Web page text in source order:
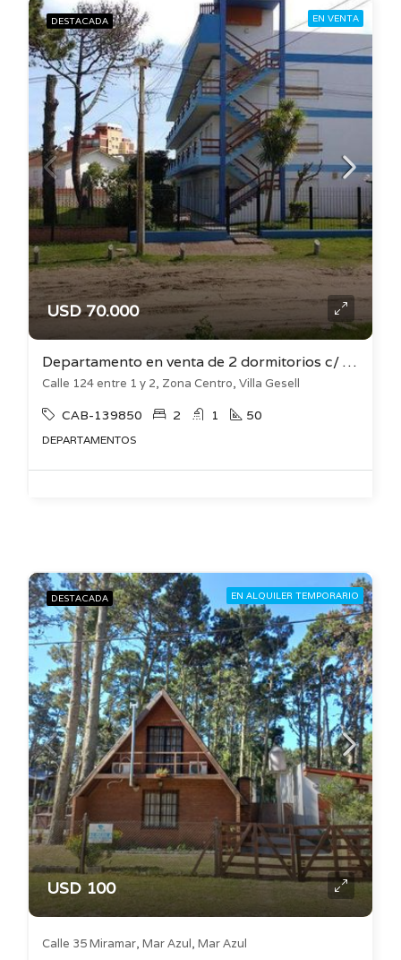
DESTACADA EN VENTA
USD 70.000
Departamento en venta de 2 dormitorios c/ cochera en Zona Centro
Calle 124 entre 1 y 2, Zona Centro, Villa Gesell
CAB-139850 2 1 50
DEPARTAMENTOS
DESTACADA EN ALQUILER TEMPORARIO
USD 100
Calle 35 Miramar, Mar Azul, Mar Azul